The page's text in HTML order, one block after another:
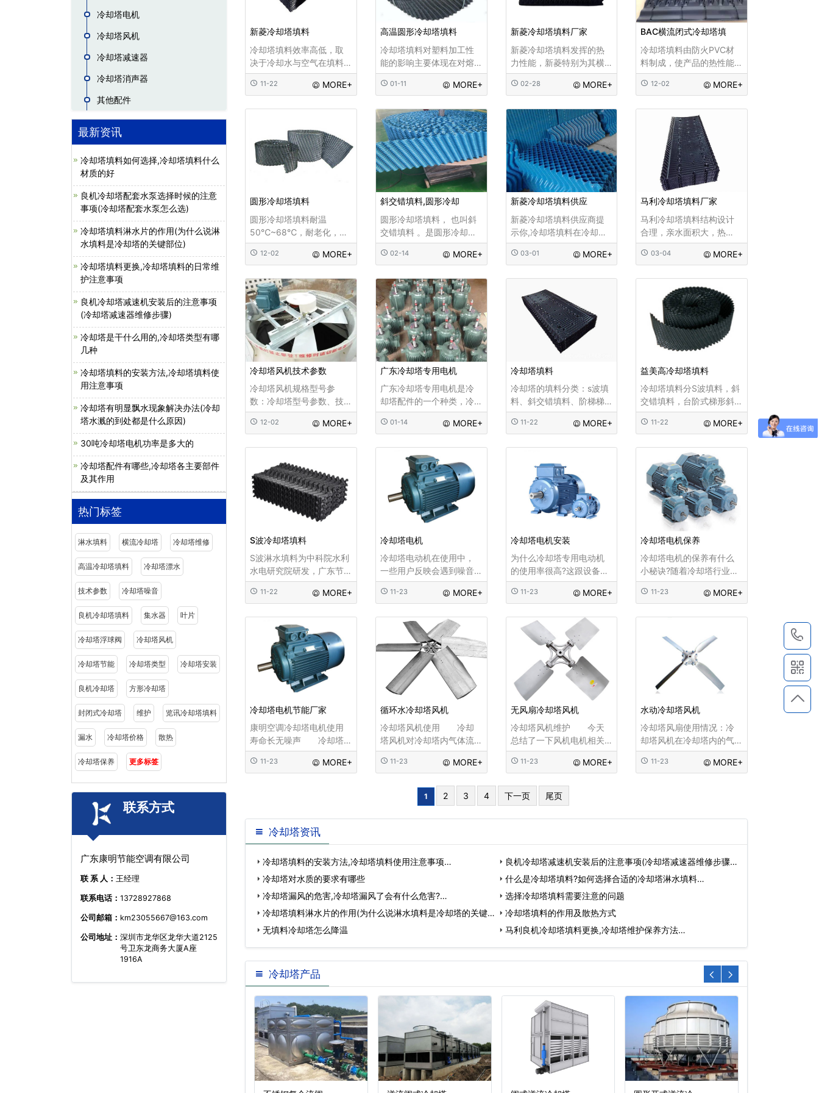
冷却塔电机
冷却塔风机
冷却塔减速器
冷却塔消声器
其他配件
最新资讯
冷却塔填料如何选择,冷却塔填料什么
材质的好
良机冷却塔配套水泵选择时候的注意
事项(冷却塔配套水泵怎么选)
冷却塔填料淋水片的作用(为什么说淋
水填料是冷却塔的关键部位)
冷却塔填料更换,冷却塔填料的日常维
护注意事项
良机冷却塔减速机安装后的注意事项
(冷却塔减速器维修步骤)
冷却塔是干什么用的,冷却塔类型有哪
几种
冷却塔填料的安装方法,冷却塔填料使
用注意事项
冷却塔有明显飘水现象解决办法(冷却
塔水溅的到处都是什么原因)
30吨冷却塔电机功率是多大的
冷却塔配件有哪些,冷却塔各主要部件
及其作用
热门标签
淋水填料 横流冷却塔 冷却塔维修
高温冷却塔填料 冷却塔漂水
技术参数 冷却塔噪音
良机冷却塔填料 集水器 叶片
冷却塔浮球阀 冷却塔风机
冷却塔节能 冷却塔类型 冷却塔安装
良机冷却塔 方形冷却塔
封闭式冷却塔 维护 览讯冷却塔填料
漏水 冷却塔价格 散热
冷却塔保养 更多标签
联系方式
广东康明节能空调有限公司
联 系 人： 王经理
联系电话： 13728927868
公司邮箱： km23055667@163.com
公司地址： 深圳市龙华区龙华大道2125
号卫东龙商务大厦A座
1916A
新菱冷却塔填料
冷却塔填料效率高低，取
决于冷却水与空气在填料
中充 分接触的程度。填料
耐温50℃～68℃，耐老
增加散热量，延长冷却水
停留时间，增加换热面
积，增加换热量。均匀布
11-22 MORE+
高温圆形冷却塔填料
冷却塔填料对塑料加工性
能的影响主要体现在对熔
体粘度的影响和熔体弹性
(或刚性)的影响。 高温
处于粘流态流动并发生形
变的行为称之为高聚物的
流变行为。在通常的成型
加工过程中，圆形高温冷
却塔
01-11 MORE+
新菱冷却塔填料厂家
新菱冷却塔填料发挥的热
力性能，新菱特别为其横
流塔配备专利的重力新菱
冷却塔喷头，为逆流塔配
头。本款新菱喷头为逆流
塔专用，将循环水均匀的
分布到填料上。为达成冷
却塔整塔布水的均匀性。
为使新菱填
02-28 MORE+
BAC横流闭式冷却塔填
冷却塔填料由防火PVC材
料制成，使产品的热性能
平均提高7.3%，使用寿命
长,易于保养检查：特殊设
保养,悬挂式安装，不用胶
粘剂，有伸缩式填充支撑
集成消除器和百叶窗。
12-02 MORE+
圆形冷却塔填料
圆形冷却塔填料耐温
50℃~68℃，耐老化，性
能优异，耐紫外线，寿命
长。简单地说，填料在冷
热，延长冷却水停留时
间，增加换热面积，增加
换热。均匀地分配水资
源。不是用需要冷却的东
西填充塔...
12-02 MORE+
斜交错填料,圆形冷却
圆形冷却塔填料， 也叫斜
交错填料 。是圆形冷却塔
可以说是逆流冷却塔专用
的填料散热片 。这种规格
仅冷却效果好， 而且通风
阻力也小 ，亲水性能也很
好 。还有肉型号的填料宽
度是可以定制的 ...
02-14 MORE+
新菱冷却塔填料供应
新菱冷却塔填料供应商提
示你,冷却塔填料在冷却塔
中的作用就是增加散热
量，延长冷却水停留时
03-01 MORE+
马利冷却塔填料厂家
马利冷却塔填料结构设计
合理，亲水面积大，热
力、阻力综合性能好，水
膜分布均匀，通风阻力
点，主要用于工业逆流冷
却塔，电厂双曲线水泥冷
却塔，适应温度68℃～零
下35℃，阻燃性能好，氧
指数大于等于
03-04 MORE+
冷却塔风机技术参数
冷却塔风机规格型号参
数：冷却塔型号参数、技
术参数、规格说明，机组
特点：采用圆形设计，占
12-02 MORE+
广东冷却塔专用电机
广东冷却塔专用电机是冷
却塔配件的一个种类，冷
却塔专用电机特点;电机密
封防水性能好，耐高温，
著，称之为“节能型冷却
塔”。可以通过控制柜、人
工或自动控制，它管理灵
活。
01-14 MORE+
冷却塔填料
冷却塔的填料分类：s波填
料、斜交错填料、阶梯梯
形斜波填料、微分正弦波
填料、点波填料、六边形
塔填料...
11-22 MORE+
益美高冷却塔填料
冷却塔填料分S波填料，斜
交错填料，台阶式梯形斜
波填料，差位式正弦波填
料，点波填料，六角蜂窝
波填料， 斜交错冷却塔填
料.斜交错填料...
11-22 MORE+
S波冷却塔填料
S波淋水填料为中科院水利
水电研究院研发，广东节
能空调是华南地区第一家
生产制造的淋水填料，充
流的次数，使水膜多次重
新分配且更趋于均匀...
11-22 MORE+
冷却塔电机
冷却塔电动机在使用中，
一些用户反映会遇到噪音
大的情况，今天，机电的
技术人员教大家一些技巧
用户在冷却塔电动机上加
装一层消音棉，效果也不
错，从发声
11-23 MORE+
冷却塔电机安装
为什么冷却塔专用电动机
的使用率很高?这跟设备本
身的使用优势是紧密分不
开的。那么一般我们在使
优势到底是什么呢? 1、在
购买使用机械设备的时候
11-23 MORE+
冷却塔电机保养
冷却塔电机的保养有什么
小秘诀?随着冷却塔行业的
发展也间接的带动着其配
件行业的发展。大家都知
天我们就介绍一下关于它
11-23 MORE+
冷却塔电机节能厂家
康明空调冷却塔电机使用
寿命长无噪声 冷却塔
电机就是在原来的冷却塔
基础上在各方面再进行改
造，这才使
11-23 MORE+
循环水冷却塔风机
冷却塔风机使用 冷却
塔风机对冷却塔内气体流
通起到最基础的作用，在
冷却塔中及时排放汽化后
的降低塔内温度，对冷却
介质的制冷作用产生保障
作用。这也
11-23 MORE+
无风扇冷却塔风机
冷却塔风机维护 今天
总结了一下风机电机相关
的几个常见问题，希望能
对风机用户起到一定的协
电机进行必要的维护，这
些问题虽然不是每个用户
的风机都会
11-23 MORE+
水动冷却塔风机
冷却塔风扇使用情况：冷
却塔风机在冷却塔内的气
体循环中起着最基础的作
用，及时排出冷却塔内汽
果。这也是
11-23 MORE+
1 2 3 4 下一页 尾页
冷却塔资讯
冷却塔填料的安装方法,冷却塔填料使用注意事项…
良机冷却塔减速机安装后的注意事项(冷却塔减速器维修步骤)
…
冷却塔对水质的要求有哪些
什么是冷却塔填料?如何选择合适的冷却塔淋水填料…
冷却塔漏风的危害,冷却塔漏风了会有什么危害?…
选择冷却塔填料需要注意的问题
冷却塔填料淋水片的作用(为什么说淋水填料是冷却塔的关键
部…
冷却塔填料的作用及散热方式
无填料冷却塔怎么降温
马利良机冷却塔填料更换,冷却塔维护保养方法…
冷却塔产品